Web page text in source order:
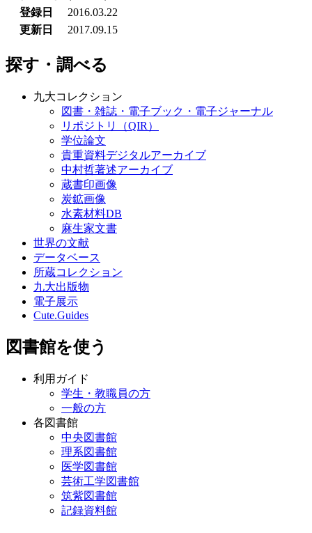
登録日
2016.03.22
更新日
2017.09.15
探す・調べる
九大コレクション
図書・雑誌・電子ブック・電子ジャーナル
リポジトリ（QIR）
学位論文
貴重資料デジタルアーカイブ
中村哲著述アーカイブ
蔵書印画像
炭鉱画像
水素材料DB
麻生家文書
世界の文献
データベース
所蔵コレクション
九大出版物
電子展示
Cute.Guides
図書館を使う
利用ガイド
学生・教職員の方
一般の方
各図書館
中央図書館
理系図書館
医学図書館
芸術工学図書館
筑紫図書館
記録資料館